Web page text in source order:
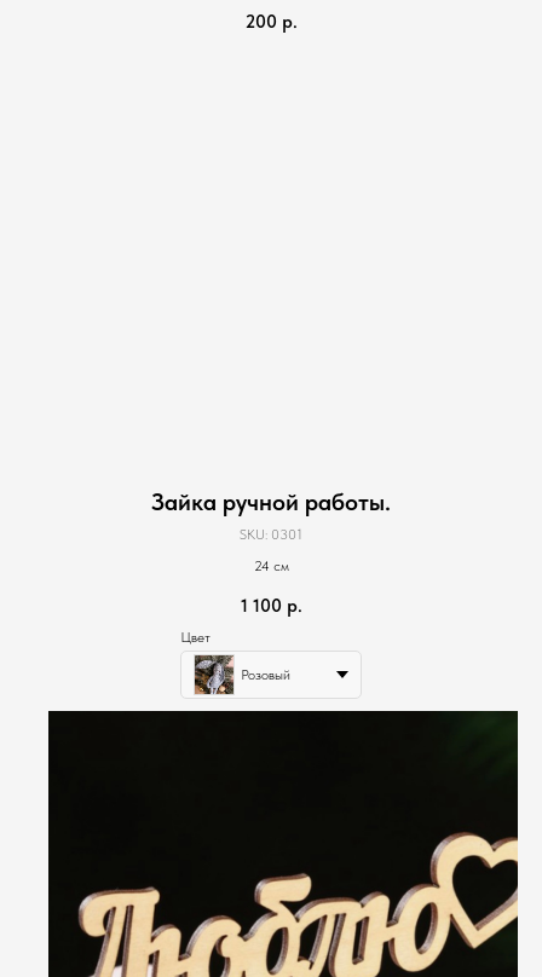
200 р.
Зайка ручной работы.
SKU: 0301
24 см
1 100 р.
Цвет
Розовый